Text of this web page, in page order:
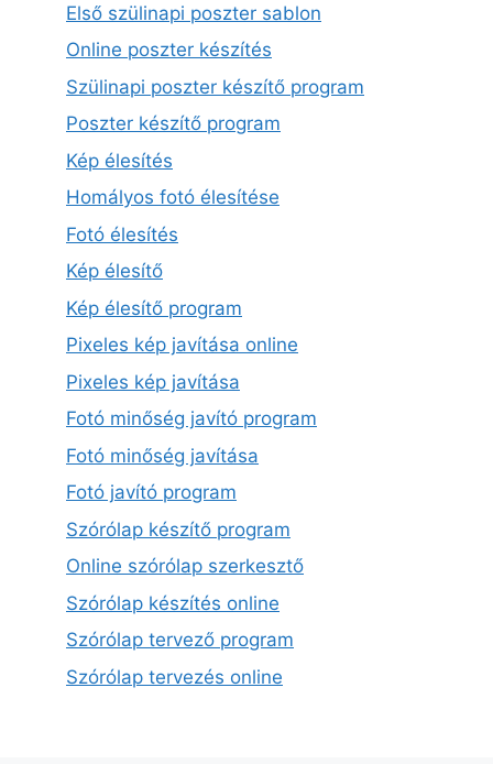
Első szülinapi poszter sablon
Online poszter készítés
Szülinapi poszter készítő program
Poszter készítő program
Kép élesítés
Homályos fotó élesítése
Fotó élesítés
Kép élesítő
Kép élesítő program
Pixeles kép javítása online
Pixeles kép javítása
Fotó minőség javító program
Fotó minőség javítása
Fotó javító program
Szórólap készítő program
Online szórólap szerkesztő
Szórólap készítés online
Szórólap tervező program
Szórólap tervezés online